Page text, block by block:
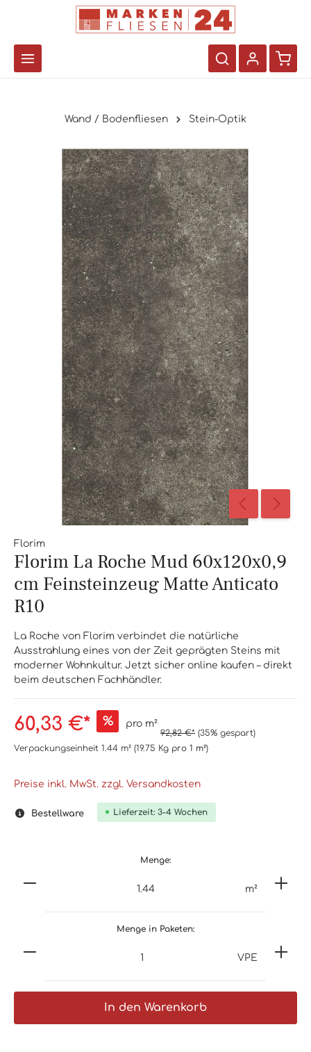
Wand / Bodenfliesen Stein-Optik
Florim
Florim La Roche Mud 60x120x0,9
cm Feinsteinzeug Matte Anticato
R10
La Roche von Florim verbindet die natürliche
Ausstrahlung eines von der Zeit geprägten Steins mit
moderner Wohnkultur. Jetzt sicher online kaufen – direkt
beim deutschen Fachhändler.
60,33 €* % pro m²
92,82 €* (35% gespart)
Verpackungseinheit 1.44 m² (19.75 Kg pro 1 m²)
Preise inkl. MwSt. zzgl. Versandkosten
Bestellware Lieferzeit: 3-4 Wochen
Menge:
m²
Menge in Paketen:
VPE
In den Warenkorb